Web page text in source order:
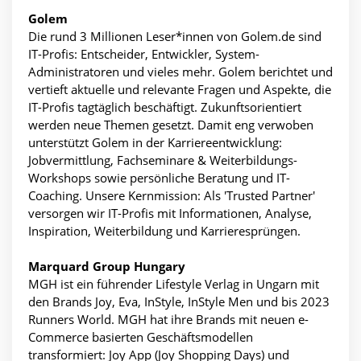
Golem
Die rund 3 Millionen Leser*innen von Golem.de sind
IT-Profis: Entscheider, Entwickler, System-
Administratoren und vieles mehr. Golem berichtet und
vertieft aktuelle und relevante Fragen und Aspekte, die
IT-Profis tagtäglich beschäftigt. Zukunftsorientiert
werden neue Themen gesetzt. Damit eng verwoben
unterstützt Golem in der Karriereentwicklung:
Jobvermittlung, Fachseminare & Weiterbildungs-
Workshops sowie persönliche Beratung und IT-
Coaching. Unsere Kernmission: Als 'Trusted Partner'
versorgen wir IT-Profis mit Informationen, Analyse,
Inspiration, Weiterbildung und Karrieresprüngen.
Marquard Group Hungary
MGH ist ein führender Lifestyle Verlag in Ungarn mit
den Brands Joy, Eva, InStyle, InStyle Men und bis 2023
Runners World. MGH hat ihre Brands mit neuen e-
Commerce basierten Geschäftsmodellen
transformiert: Joy App (Joy Shopping Days) und